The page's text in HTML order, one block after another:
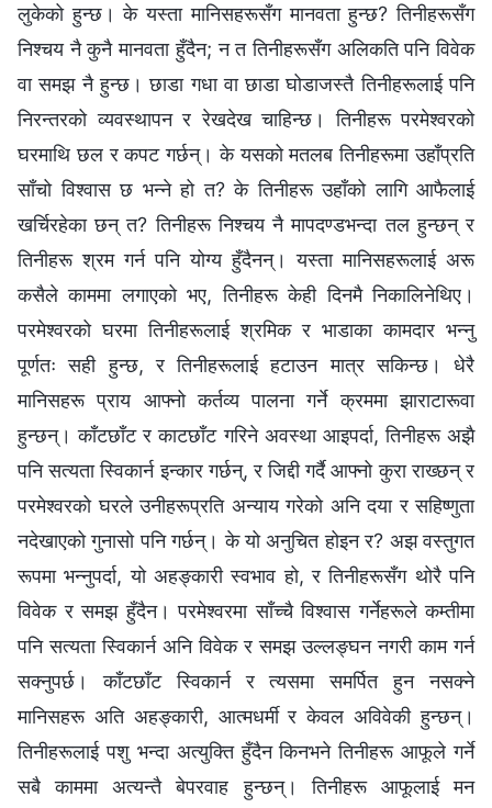
लुकेको हुन्छ। के यस्ता मानिसहरूसँग मानवता हुन्छ? तिनीहरूसँग
निश्‍चय नै कुनै मानवता हुँदैन; न त तिनीहरूसँग अलिकति पनि विवेक
वा समझ नै हुन्छ। छाडा गधा वा छाडा घोडाजस्तै तिनीहरूलाई पनि
निरन्तरको व्यवस्थापन र रेखदेख चाहिन्छ। तिनीहरू परमेश्‍वरको
घरमाथि छल र कपट गर्छन्। के यसको मतलब तिनीहरूमा उहाँप्रति
साँचो विश्‍वास छ भन्‍ने हो त? के तिनीहरू उहाँको लागि आफैलाई
खर्चिरहेका छन् त? तिनीहरू निश्‍चय नै मापदण्डभन्दा तल हुन्छन् र
तिनीहरू श्रम गर्न पनि योग्य हुँदैनन्। यस्ता मानिसहरूलाई अरू
कसैले काममा लगाएको भए, तिनीहरू केही दिनमै निकालिनेथिए।
परमेश्‍वरको घरमा तिनीहरूलाई श्रमिक र भाडाका कामदार भन्नु
पूर्णतः सही हुन्छ, र तिनीहरूलाई हटाउन मात्र सकिन्छ। धेरै
मानिसहरू प्राय आफ्नो कर्तव्य पालना गर्ने क्रममा झाराटारूवा
हुन्छन्। काँटछाँट र काटछाँट गरिने अवस्था आइपर्दा, तिनीहरू अझै
पनि सत्यता स्विकार्न इन्कार गर्छन्, र जिद्दी गर्दै आफ्नो कुरा राख्छन् र
परमेश्‍वरको घरले उनीहरूप्रति अन्याय गरेको अनि दया र सहिष्णुता
नदेखाएको गुनासो पनि गर्छन्। के यो अनुचित होइन र? अझ वस्तुगत
रूपमा भन्नुपर्दा, यो अहङ्कारी स्वभाव हो, र तिनीहरूसँग थोरै पनि
विवेक र समझ हुँदैन। परमेश्‍वरमा साँच्चै विश्‍वास गर्नेहरूले कम्तीमा
पनि सत्यता स्विकार्न अनि विवेक र समझ उल्लङ्घन नगरी काम गर्न
सक्नुपर्छ। काँटछाँट स्विकार्न र त्यसमा समर्पित हुन नसक्ने
मानिसहरू अति अहङ्कारी, आत्मधर्मी र केवल अविवेकी हुन्छन्।
तिनीहरूलाई पशु भन्दा अत्युक्ति हुँदैन किनभने तिनीहरू आफूले गर्ने
सबै काममा अत्यन्तै बेपरवाह हुन्छन्। तिनीहरू आफूलाई मन